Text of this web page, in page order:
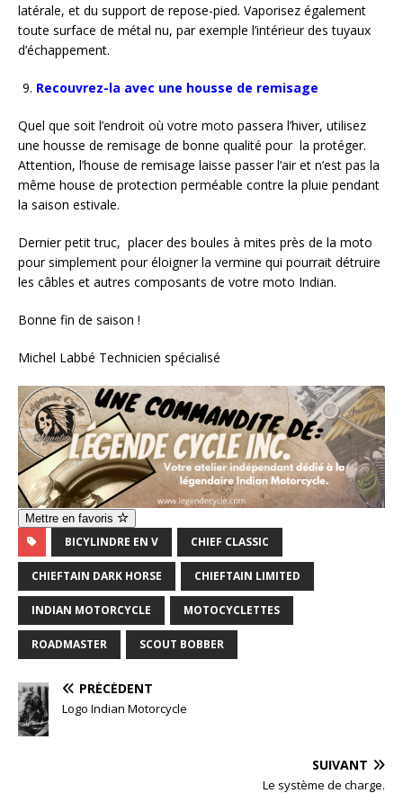
latérale, et du support de repose-pied. Vaporisez également
toute surface de métal nu, par exemple l’intérieur des tuyaux
d’échappement.
Recouvrez-la avec une housse de remisage
Quel que soit l’endroit où votre moto passera l’hiver, utilisez
une housse de remisage de bonne qualité pour la protéger.
Attention, l’house de remisage laisse passer l’air et n’est pas la
même house de protection perméable contre la pluie pendant
la saison estivale.
Dernier petit truc, placer des boules à mites près de la moto
pour simplement pour éloigner la vermine qui pourrait détruire
les câbles et autres composants de votre moto Indian.
Bonne fin de saison !
Michel Labbé Technicien spécialisé
Mettre en favoris
BICYLINDRE EN V CHIEF CLASSIC
CHIEFTAIN DARK HORSE CHIEFTAIN LIMITED
INDIAN MOTORCYCLE MOTOCYCLETTES
ROADMASTER SCOUT BOBBER
PRÉCÉDENT
Logo Indian Motorcycle
SUIVANT
Le système de charge.